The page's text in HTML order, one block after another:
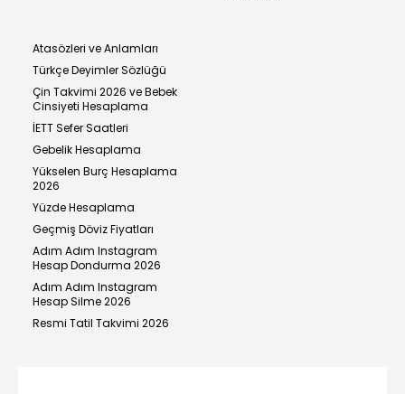
Atasözleri ve Anlamları
Türkçe Deyimler Sözlüğü
Çin Takvimi 2026 ve Bebek
Cinsiyeti Hesaplama
İETT Sefer Saatleri
Gebelik Hesaplama
Yükselen Burç Hesaplama
2026
Yüzde Hesaplama
Geçmiş Döviz Fiyatları
Adım Adım Instagram
Hesap Dondurma 2026
Adım Adım Instagram
Hesap Silme 2026
Resmi Tatil Takvimi 2026